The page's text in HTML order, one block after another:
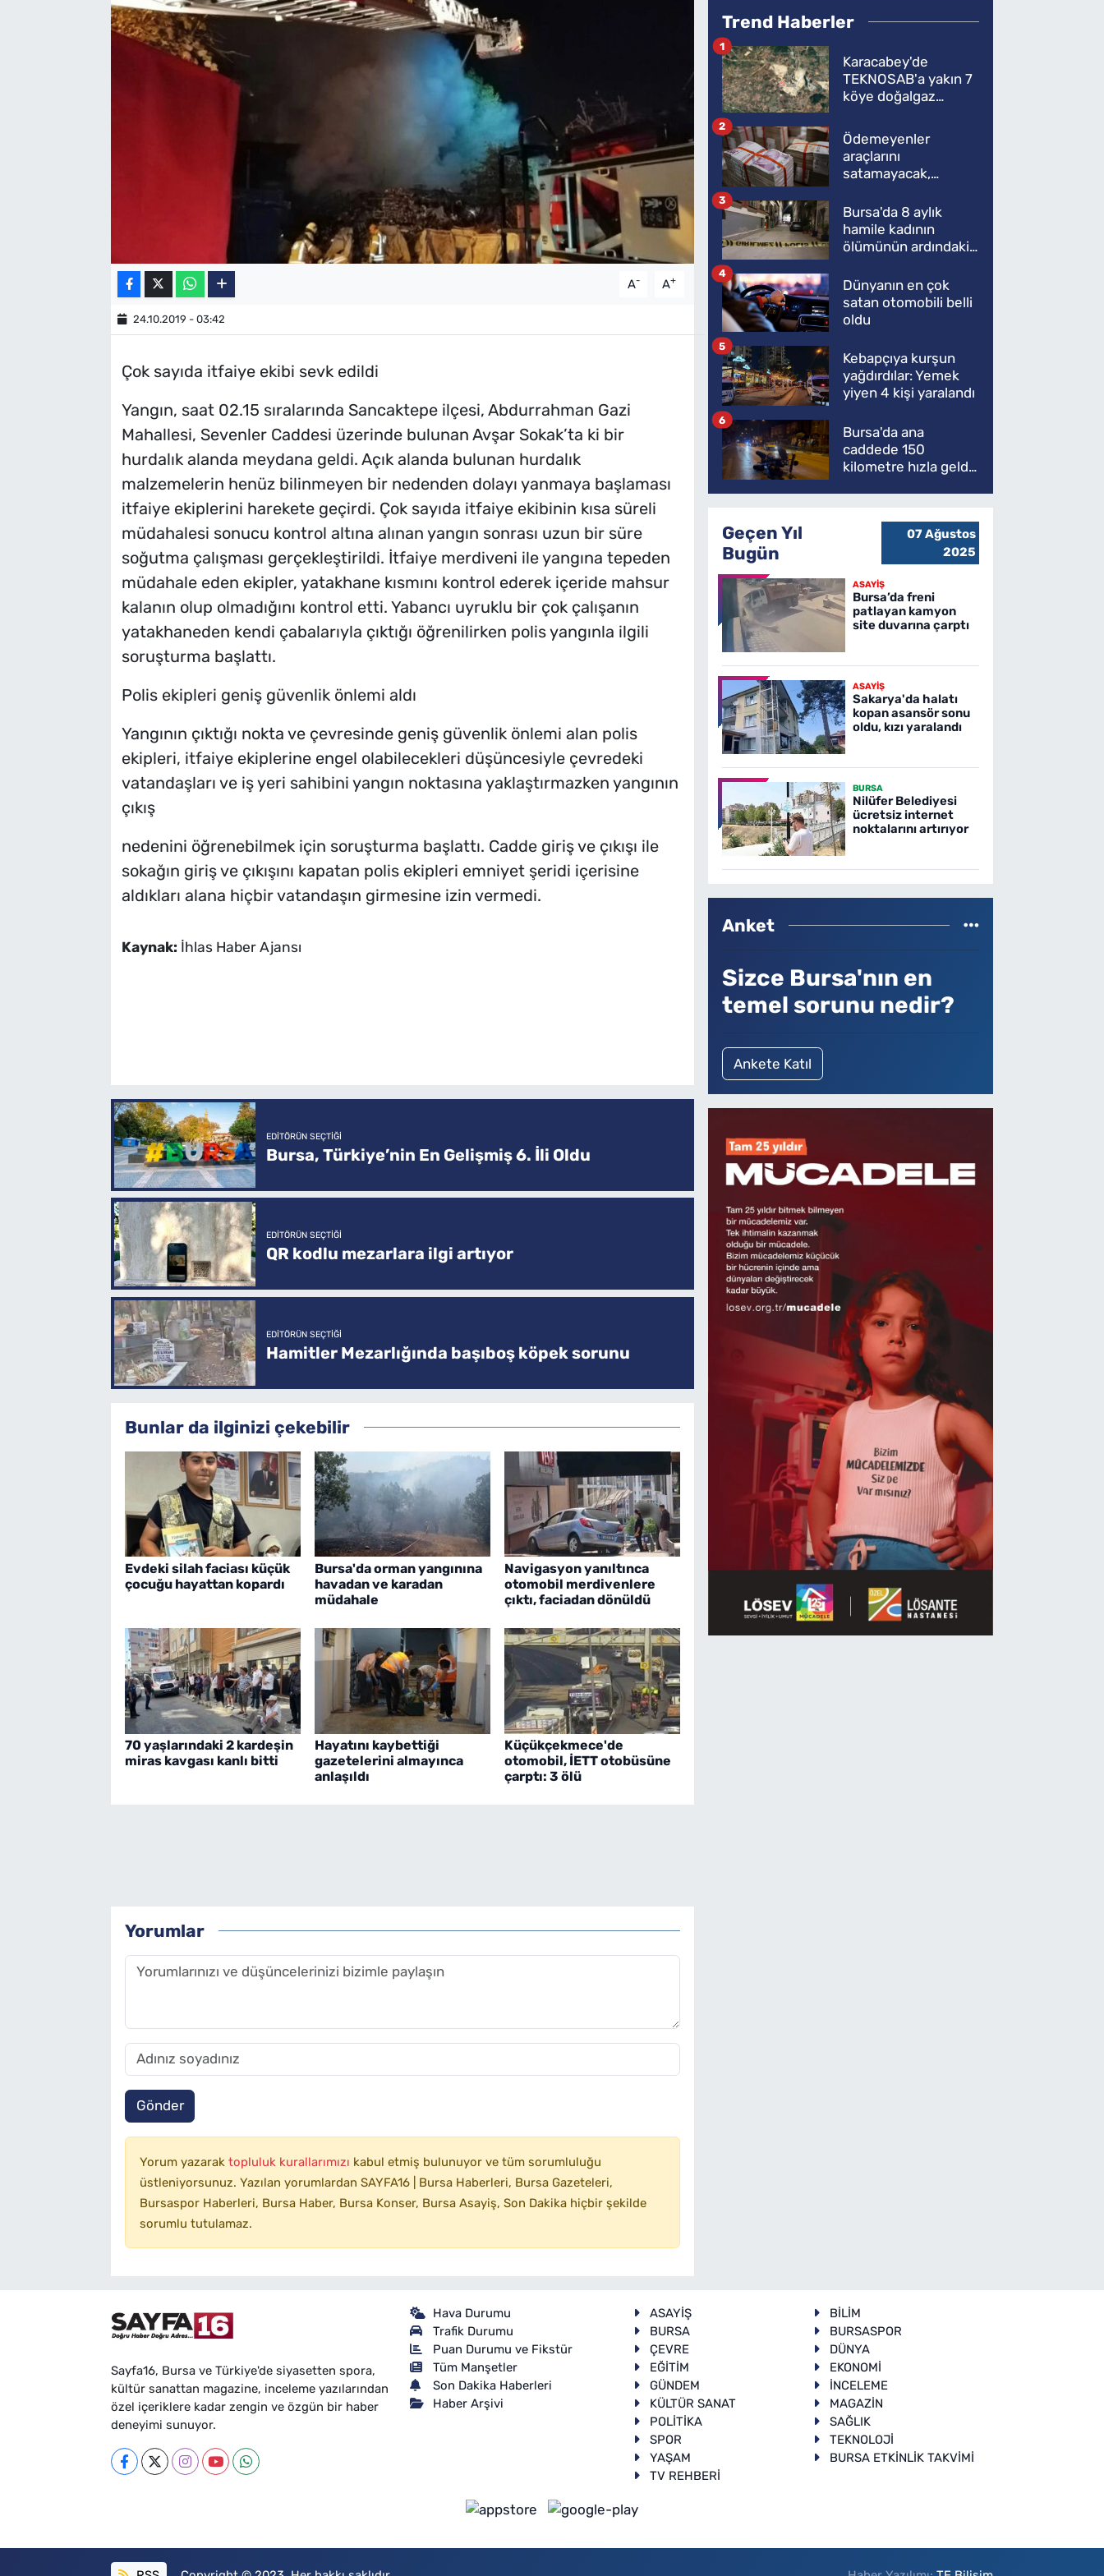
A- A+
24.10.2019 - 03:42
Çok sayıda itfaiye ekibi sevk edildi
Yangın, saat 02.15 sıralarında Sancaktepe ilçesi, Abdurrahman Gazi
Mahallesi, Sevenler Caddesi üzerinde bulunan Avşar Sokak’ta ki bir
hurdalık alanda meydana geldi. Açık alanda bulunan hurdalık
malzemelerin henüz bilinmeyen bir nedenden dolayı yanmaya başlaması
itfaiye ekiplerini harekete geçirdi. Çok sayıda itfaiye ekibinin kısa süreli
müdahalesi sonucu kontrol altına alınan yangın sonrası uzun bir süre
soğutma çalışması gerçekleştirildi. İtfaiye merdiveni ile yangına tepeden
müdahale eden ekipler, yatakhane kısmını kontrol ederek içeride mahsur
kalanın olup olmadığını kontrol etti. Yabancı uyruklu bir çok çalışanın
yatakhaneden kendi çabalarıyla çıktığı öğrenilirken polis yangınla ilgili
soruşturma başlattı.
Polis ekipleri geniş güvenlik önlemi aldı
Yangının çıktığı nokta ve çevresinde geniş güvenlik önlemi alan polis
ekipleri, itfaiye ekiplerine engel olabilecekleri düşüncesiyle çevredeki
vatandaşları ve iş yeri sahibini yangın noktasına yaklaştırmazken yangının
çıkış
nedenini öğrenebilmek için soruşturma başlattı. Cadde giriş ve çıkışı ile
sokağın giriş ve çıkışını kapatan polis ekipleri emniyet şeridi içerisine
aldıkları alana hiçbir vatandaşın girmesine izin vermedi.
Kaynak: İhlas Haber Ajansı
EDITÖRÜN SEÇTIĞI
Bursa, Türkiye’nin En Gelişmiş 6. İli Oldu
EDITÖRÜN SEÇTIĞI
QR kodlu mezarlara ilgi artıyor
EDITÖRÜN SEÇTIĞI
Hamitler Mezarlığında başıboş köpek sorunu
Bunlar da ilginizi çekebilir
Evdeki silah faciası küçük
çocuğu hayattan kopardı
Bursa'da orman yangınına
havadan ve karadan
müdahale
Navigasyon yanıltınca
otomobil merdivenlere
çıktı, faciadan dönüldü
70 yaşlarındaki 2 kardeşin
miras kavgası kanlı bitti
Hayatını kaybettiği
gazetelerini almayınca
anlaşıldı
Küçükçekmece'de
otomobil, İETT otobüsüne
çarptı: 3 ölü
Yorumlar
Gönder
Yorum yazarak topluluk kurallarımızı kabul etmiş bulunuyor ve tüm sorumluluğu
üstleniyorsunuz. Yazılan yorumlardan SAYFA16 | Bursa Haberleri, Bursa Gazeteleri,
Bursaspor Haberleri, Bursa Haber, Bursa Konser, Bursa Asayiş, Son Dakika hiçbir şekilde
sorumlu tutulamaz.
Trend Haberler
Karacabey'de
TEKNOSAB'a yakın 7
köye doğalgaz
1
Ödemeyenler
araçlarını
satamayacak,
2
Bursa'da 8 aylık
hamile kadının
ölümünün ardındaki
3
Dünyanın en çok
satan otomobili belli
oldu
4
Kebapçıya kurşun
yağdırdılar: Yemek
yiyen 4 kişi yaralandı
5
Bursa'da ana
caddede 150
kilometre hızla geldi,
6
Geçen Yıl
Bugün
07 Ağustos
2025
ASAYİŞ
Bursa’da freni
patlayan kamyon
site duvarına çarptı
ASAYİŞ
Sakarya'da halatı
kopan asansör sonu
oldu, kızı yaralandı
BURSA
Nilüfer Belediyesi
ücretsiz internet
noktalarını artırıyor
Anket
Sizce Bursa'nın en
temel sorunu nedir?
Ankete Katıl
Sayfa16, Bursa ve Türkiye'de siyasetten spora,
kültür sanattan magazine, inceleme yazılarından
özel içeriklere kadar zengin ve özgün bir haber
deneyimi sunuyor.
Hava Durumu
Trafik Durumu
Puan Durumu ve Fikstür
Tüm Manşetler
Son Dakika Haberleri
Haber Arşivi
ASAYİŞ
BİLİM
BURSA
BURSASPOR
ÇEVRE
DÜNYA
EĞİTİM
EKONOMİ
GÜNDEM
İNCELEME
KÜLTÜR SANAT
MAGAZİN
POLİTİKA
SAĞLIK
SPOR
TEKNOLOJİ
YAŞAM
BURSA ETKİNLİK TAKVİMİ
TV REHBERİ